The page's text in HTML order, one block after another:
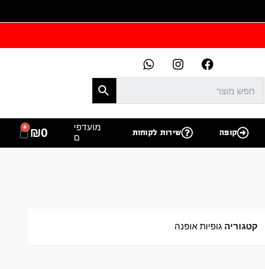
קופה שירות לקוחות
מועדפי
ם
₪0
0
קטגוריה גופיות אופנה